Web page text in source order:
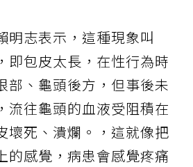
明志表示，這種現象叫
即包皮太長，在性行為時
部、龜頭後方，但事後未
流往龜頭的血液受阻積在
壞死、潰爛。，這就像把
的感覺，病患會感覺疼痛